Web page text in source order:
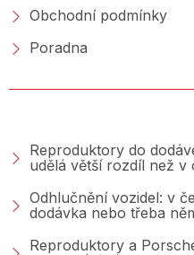
Obchodní podmínky
Poradna
Reproduktory do
udělá větší rozdíl než v
Odhlučnění vozidel: v
dodávka nebo třeba
Reproduktory a